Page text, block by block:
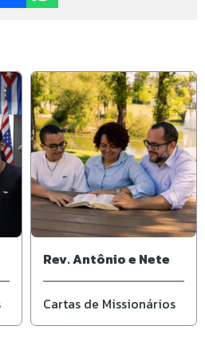
Rev. Antônio e Nete
Cartas de Missionários